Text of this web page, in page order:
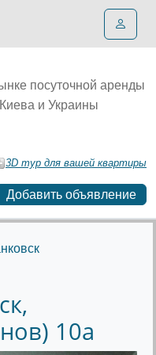
посуточной аренды
и Украины
3D тур для вашей квартиры
Добавить объявление
10а